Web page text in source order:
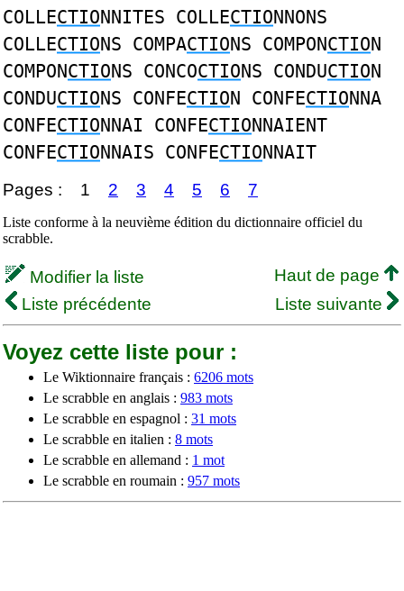
COLLECTIONNITES COLLECTIONNONS
COLLECTIONS COMPACTIONS COMPONCTION
COMPONCTIONS CONCOCTIONS CONDUCTION
CONDUCTIONS CONFECTION CONFECTIONNA
CONFECTIONNAI CONFECTIONNAIENT
CONFECTIONNAIS CONFECTIONNAIT
Pages : 1 2 3 4 5 6 7
Liste conforme à la neuvième édition du dictionnaire officiel du
scrabble.
Modifier la liste
Haut de page
Liste précédente
Liste suivante
Voyez cette liste pour :
Le Wiktionnaire français : 6206 mots
Le scrabble en anglais : 983 mots
Le scrabble en espagnol : 31 mots
Le scrabble en italien : 8 mots
Le scrabble en allemand : 1 mot
Le scrabble en roumain : 957 mots